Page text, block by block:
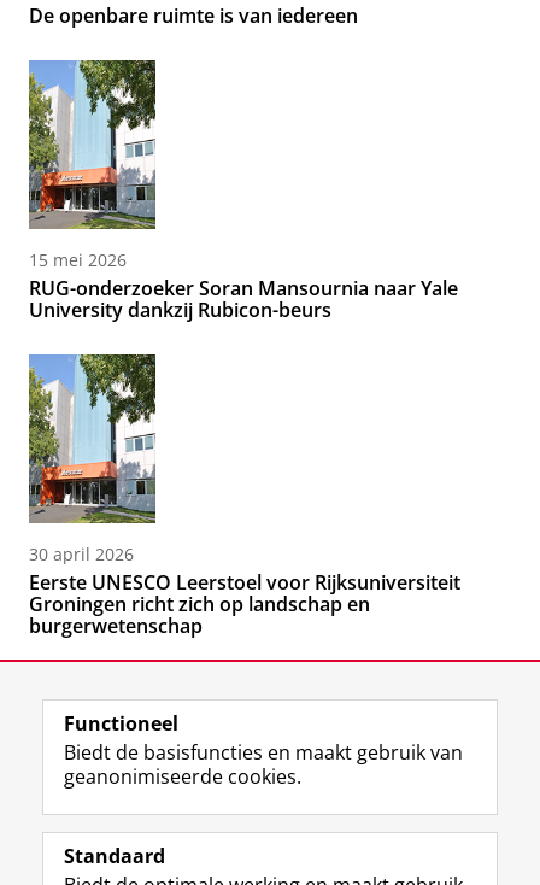
De openbare ruimte is van iedereen
15 mei 2026
RUG-onderzoeker Soran Mansournia naar Yale
University dankzij Rubicon-beurs
30 april 2026
Eerste UNESCO Leerstoel voor Rijksuniversiteit
Groningen richt zich op landschap en
burgerwetenschap
Volg de RUG
F
a
L
i
R
S
I
n
Y
o
Functioneel
Biedt de basisfuncties en maakt gebruik van
geanonimiseerde cookies.
Standaard